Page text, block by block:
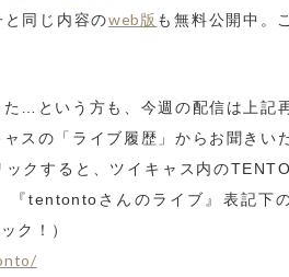
同じ内容のweb版 も無料公開中。
た…という方も、今週の配信は上記
スの「ライブ履歴」からお聞きい
クすると、ツイキャス内の
『tentontoさんのライブ』表記下
ク！）